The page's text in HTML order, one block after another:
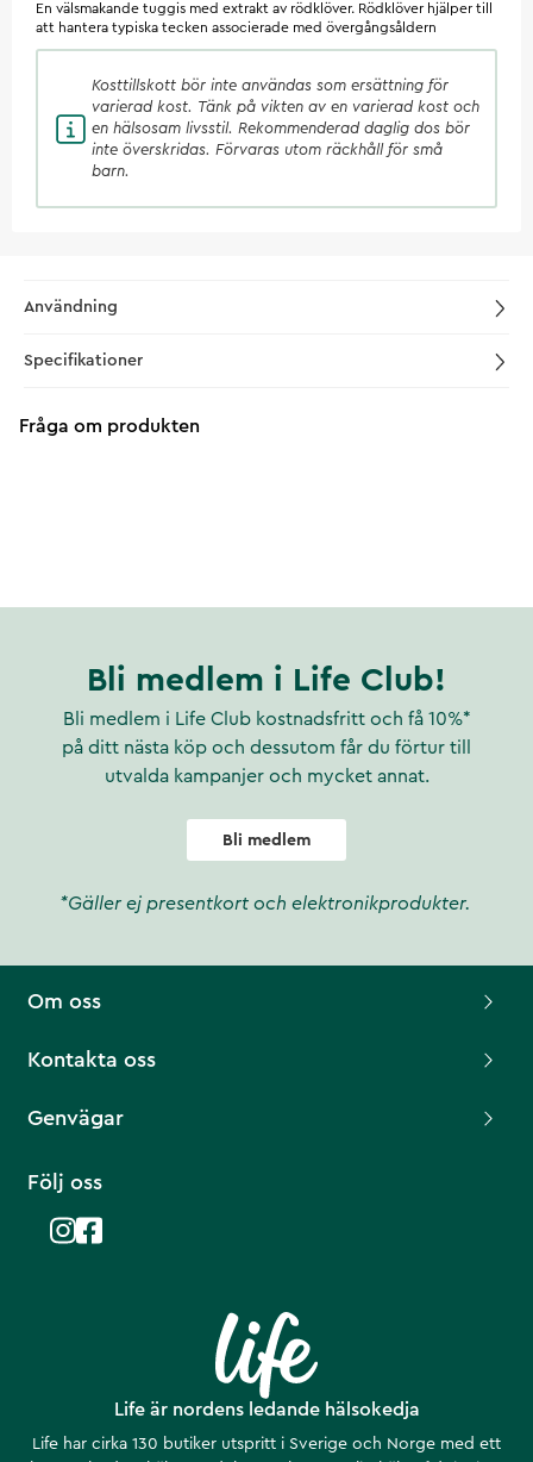
En välsmakande tuggis med extrakt av rödklöver. Rödklöver hjälper till
att hantera typiska tecken associerade med övergångsåldern
Kosttillskott bör inte användas som ersättning för
varierad kost. Tänk på vikten av en varierad kost och
en hälsosam livsstil. Rekommenderad daglig dos bör
inte överskridas. Förvaras utom räckhåll för små
barn.
Användning
Specifikationer
Fråga om produkten
Bli medlem i Life Club!
Bli medlem i Life Club kostnadsfritt och få 10%*
på ditt nästa köp och dessutom får du förtur till
utvalda kampanjer och mycket annat.
Bli medlem
*Gäller ej presentkort och elektronikprodukter.
Life är nordens ledande hälsokedja
Life har cirka 130 butiker utspritt i Sverige och Norge med ett
Om oss
Kontakta oss
Genvägar
Följ oss